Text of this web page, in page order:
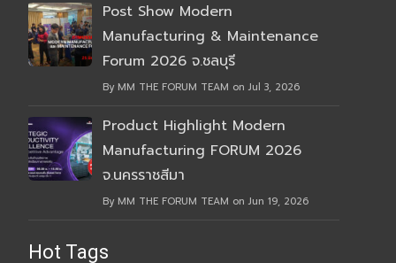
Post Show Modern
Manufacturing & Maintenance
Forum 2026 จ.ชลบุรี
By MM THE FORUM TEAM on Jul 3, 2026
Product Highlight Modern
Manufacturing FORUM 2026
จ.นครราชสีมา
By MM THE FORUM TEAM on Jun 19, 2026
Hot Tags